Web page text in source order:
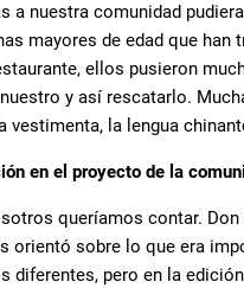
nuestra comunidad
mayores de edad que han
ellos pusieron
y así rescatarlo.
la lengua
en el proyecto de la
queríamos contar.
orientó sobre lo que era
pero en la